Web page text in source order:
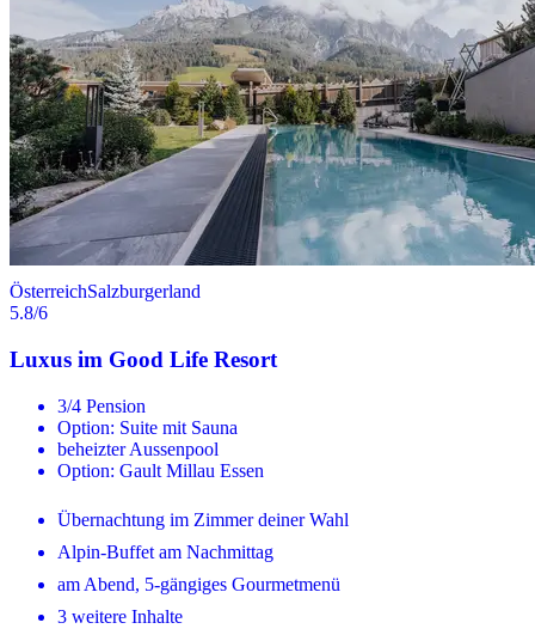
ÖsterreichSalzburgerland
5.8/6
Luxus im Good Life Resort
3/4 Pension
Option: Suite mit Sauna
beheizter Aussenpool
Option: Gault Millau Essen
Übernachtung im Zimmer deiner Wahl
Alpin-Buffet am Nachmittag
am Abend, 5-gängiges Gourmetmenü
3 weitere Inhalte